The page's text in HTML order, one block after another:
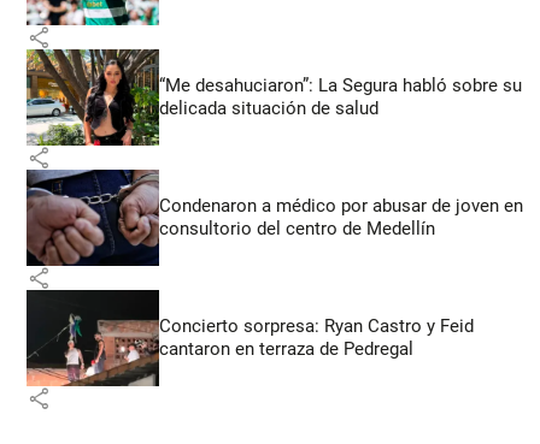
share
“Me desahuciaron”: La Segura habló sobre su
delicada situación de salud
share
Condenaron a médico por abusar de joven en
consultorio del centro de Medellín
share
Concierto sorpresa: Ryan Castro y Feid
cantaron en terraza de Pedregal
share